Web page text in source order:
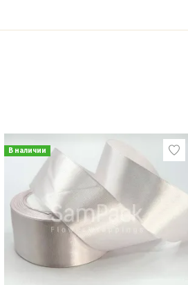
В наличии